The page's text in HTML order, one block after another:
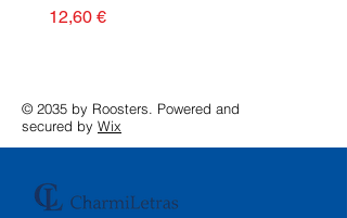
Preço
12,60 €
© 2035 by Roosters. Powered and
secured by Wix